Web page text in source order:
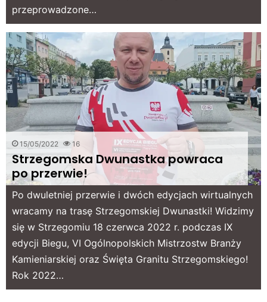
przeprowadzone…
15/05/2022 16
Strzegomska Dwunastka powraca
po przerwie!
Po dwuletniej przerwie i dwóch edycjach wirtualnych
wracamy na trasę Strzegomskiej Dwunastki! Widzimy
się w Strzegomiu 18 czerwca 2022 r. podczas IX
edycji Biegu, VI Ogólnopolskich Mistrzostw Branży
Kamieniarskiej oraz Święta Granitu Strzegomskiego!
Rok 2022…